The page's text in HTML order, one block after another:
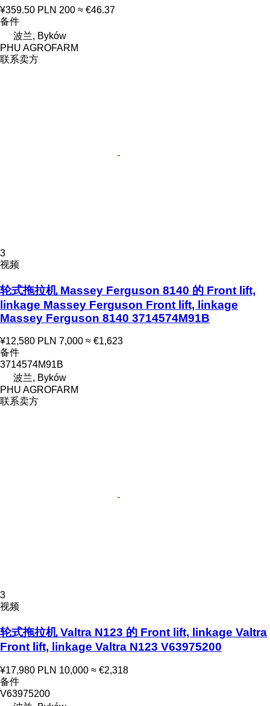
¥359.50 PLN 200 ≈ €46.37
备件
波兰, Byków
PHU AGROFARM
联系卖方
3
视频
轮式拖拉机 Massey Ferguson 8140 的 Front lift,
linkage Massey Ferguson Front lift, linkage
Massey Ferguson 8140 3714574M91B
¥12,580 PLN 7,000 ≈ €1,623
备件
3714574M91B
波兰, Byków
PHU AGROFARM
联系卖方
3
视频
轮式拖拉机 Valtra N123 的 Front lift, linkage Valtra
Front lift, linkage Valtra N123 V63975200
¥17,980 PLN 10,000 ≈ €2,318
备件
V63975200